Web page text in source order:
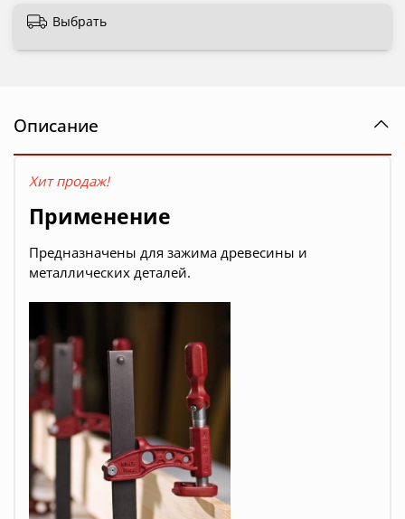
Выбрать
Описание
Хит продаж!
Применение
Предназначены для зажима древесины и
металлических деталей.